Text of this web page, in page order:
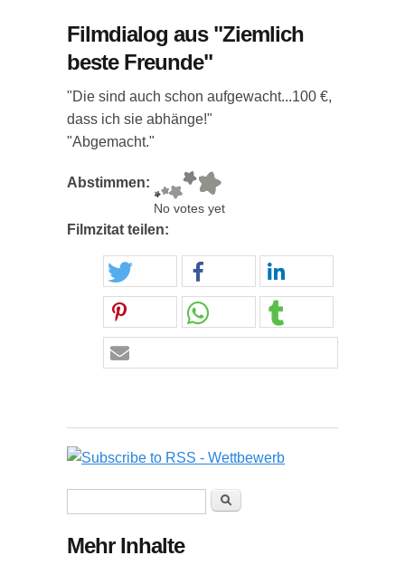
Filmdialog aus "Ziemlich
beste Freunde"
"Die sind auch schon aufgewacht...100 €,
dass ich sie abhänge!"
"Abgemacht."
Abstimmen:
No votes yet
Filmzitat teilen:
Suche
Mehr Inhalte